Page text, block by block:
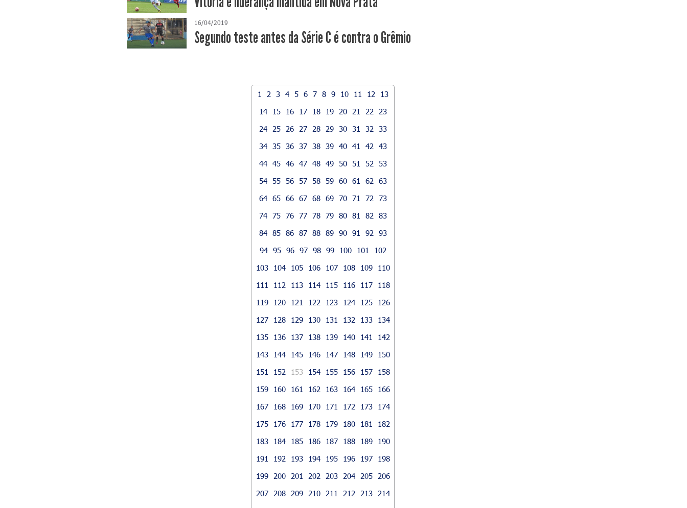
16/04/2019
Segundo teste antes da Série C é contra o Grêmio
1 2 3 4 5 6 7 8 9 10 11 12
13
14
15 16 17 18 19 20 21 22
23
24
25 26 27 28 29 30 31 32
33
34 35 36 37 38 39 40 41 42
43
44 45 46 47 48 49 50 51 52
53
54 55 56 57 58 59 60 61 62
63
64 65 66 67 68 69 70 71 72
73
74 75 76 77 78 79 80 81 82
83
84 85 86 87 88 89 90 91 92
93
94 95 96 97 98 99 100 101
102
103
104 105 106 107 108 109
110
111
112 113 114 115 116 117
118
119
120 121 122 123 124 125
126
127
128 129 130 131 132 133
134
135
136 137 138 139 140 141
142
143
144 145 146 147 148 149
150
151
152 153 154 155 156 157
158
159
160 161 162 163 164 165
166
167
168 169 170 171 172 173
174
175
176 177 178 179 180 181
182
183
184 185 186 187 188 189
190
191
192 193 194 195 196 197
198
199
200 201 202 203 204 205
206
207
208 209 210 211 212 213
214